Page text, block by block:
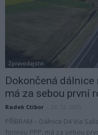
Zpravodajství
Dokončená
má za sebou první
Radek Ctibor
PŘÍBRAM – Dálnice D4 Via
formou PPP, má za sebou